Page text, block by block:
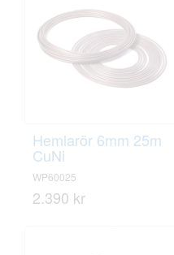
Hemlarör 6mm 25m
CuNi
WP60025
2.390 kr